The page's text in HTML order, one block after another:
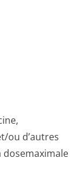
ou d’autres